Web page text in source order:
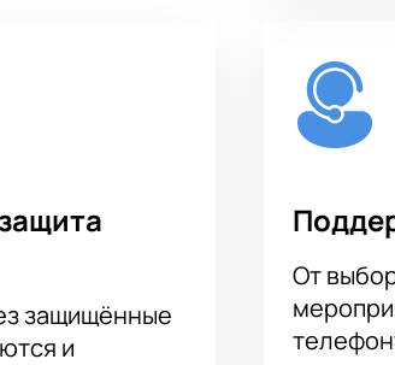
игры и схема зала представлены
к незабываемым эмоциям от большого
расходятся — не упустите шанс
заказа занимает всего несколько
защищённые
и
От